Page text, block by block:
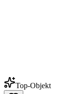
Top-Objekt